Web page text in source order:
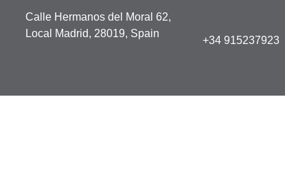
Calle Hermanos del Moral 62,
Local Madrid, 28019, Spain
+34 915237923